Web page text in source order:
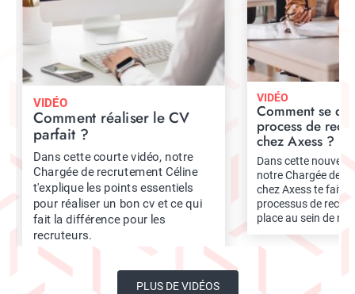
VIDÉO
Comment réaliser le CV
parfait ?
Dans cette courte vidéo, notre
Chargée de recrutement Céline
t'explique les points essentiels
pour réaliser un bon cv et ce qui
fait la différence pour les
recruteurs.
VIDÉO
Comment se
process de
chez Axess ?
Dans cette nouvelle
notre Chargée de
chez Axess te fait
processus de
place au sein de
PLUS DE VIDÉOS